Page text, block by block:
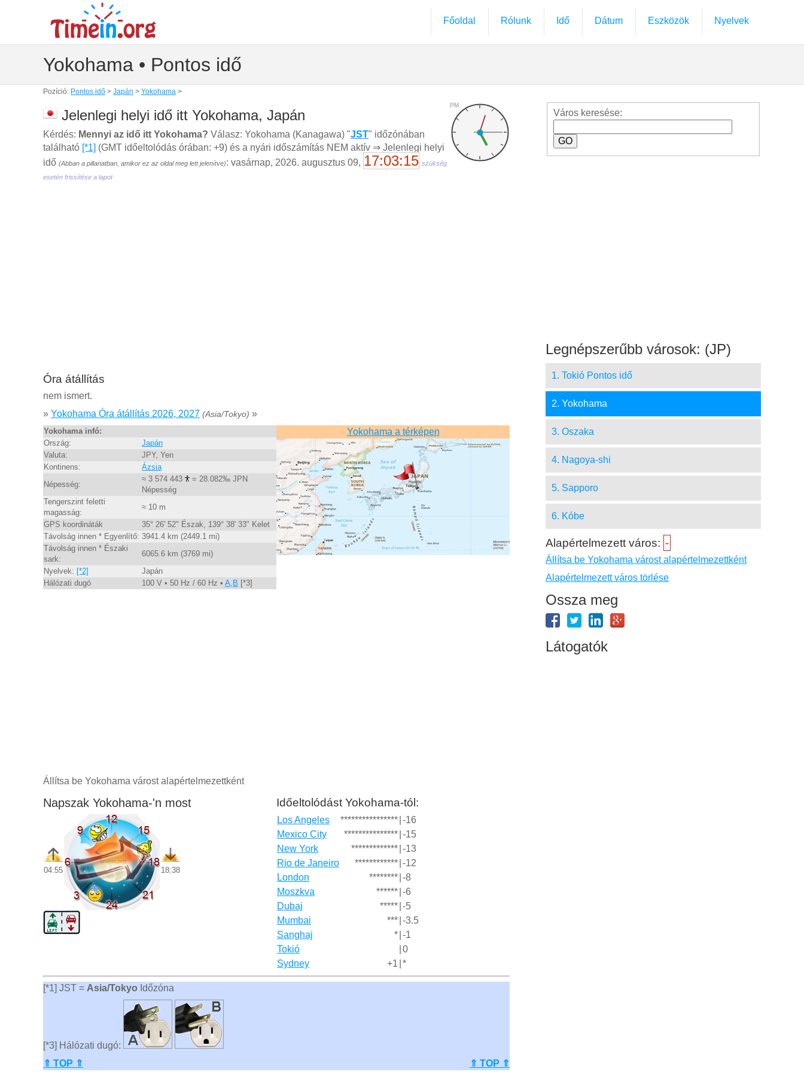
Főoldal Rólunk Idő Dátum Eszközök Nyelvek
Yokohama • Pontos idő
Pozíció: Pontos idő > Japán > Yokohama >
PM
Jelenlegi helyi idő itt Yokohama, Japán
Kérdés: Mennyi az idő itt Yokohama? Válasz: Yokohama (Kanagawa) "JST" időzónában
található [*1] (GMT időeltolódás órában: +9) és a nyári időszámítás NEM aktív ⇒ Jelenlegi helyi
idő (Abban a pillanatban, amikor ez az oldal meg lett jelenítve): vasárnap, 2026. augusztus 09, 17:03:16 szükség
esetén frissítése a lapot
Óra átállítás
nem ismert.
» Yokohama Óra átállítás 2026, 2027 (Asia/Tokyo) »
Yokohama infó:
Ország:
Japán
Valuta:
JPY, Yen
Kontinens:
Ázsia
Népesség:
≈ 3 574 443
= 28.082‰ JPN
Népesség
Tengerszint feletti
magasság:
≈ 10 m
GPS koordináták
35° 26' 52" Észak, 139° 38' 33" Kelet
Távolság innen * Egyenlítő: 3941.4 km (2449.1 mi)
Távolság innen * Északi
sark:
6065.6 km (3769 mi)
Nyelvek: [*2]
Japán
Hálózati dugó
100 V • 50 Hz / 60 Hz • A,B [*3]
Yokohama a térképen
Állítsa be Yokohama várost alapértelmezettként
Napszak Yokohama-'n most
04:55 18:38
Időeltolódást Yokohama-tól:
Los Angeles **************** -16
Mexico City
*************** -15
New York
************* -13
Rio de Janeiro
************ -12
London
******** -8
Moszkva
****** -6
Dubaj
***** -5
Mumbai
*** -3.5
Sanghaj
* -1
Tokió
0
Sydney
+1 *
[*1] JST = Asia/Tokyo Időzóna
[*3] Hálózati dugó:
⇑ TOP ⇑
⇑ TOP ⇑
Város keresése:
Legnépszerűbb városok: (JP)
1. Tokió Pontos idő
2. Yokohama
3. Oszaka
4. Nagoya-shi
5. Sapporo
6. Kóbe
Alapértelmezett város: -
Állítsa be Yokohama várost alapértelmezettként
Alapértelmezett város törlése
Ossza meg
Látogatók